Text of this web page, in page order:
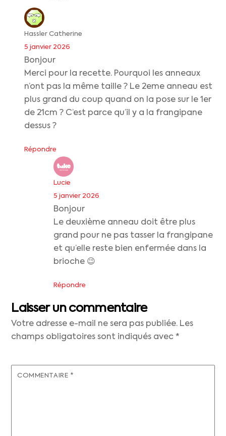
Hassler Catherine
5 janvier 2026
Bonjour
Merci pour la recette. Pourquoi les anneaux
n’ont pas la même taille ? Le 2eme anneau est
plus grand du coup quand on la pose sur le 1er
de 21cm ? C’est parce qu’il y a la frangipane
dessus ?
Répondre
Lucie
5 janvier 2026
Bonjour
Le deuxième anneau doit être plus
grand pour ne pas tasser la frangipane
et qu’elle reste bien enfermée dans la
brioche 😉
Répondre
Laisser un commentaire
Votre adresse e-mail ne sera pas publiée. Les
champs obligatoires sont indiqués avec*
COMMENTAIRE *